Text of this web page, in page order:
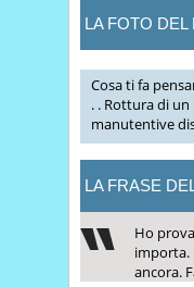
LA FOTO DEL
Cosa ti fa
. . Rottura di
manutentive
LA FRASE
Ho
importa.
ancora.